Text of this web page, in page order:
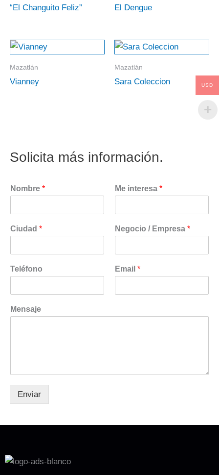
“El Changuito Feliz” El Dengue
Mazatlán
Vianney
Mazatlán
Sara Coleccion
Solicita más información.
Nombre * Me interesa *
Ciudad * Negocio / Empresa *
Teléfono Email *
Mensaje
Enviar
USD